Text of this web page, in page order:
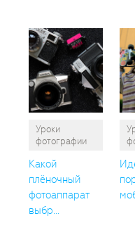
Уроки
фотографии
Какой
плёночный
фотоаппарат
выбр...